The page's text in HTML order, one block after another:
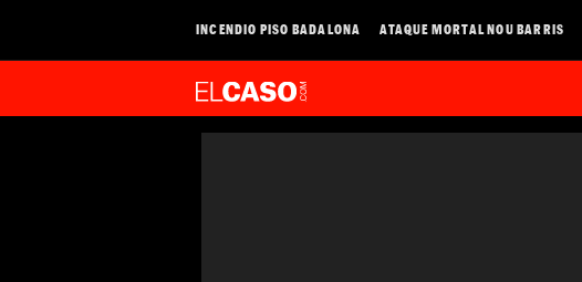
INCENDIO PISO BADALONA ATAQUE MORTAL NOU BARRIS